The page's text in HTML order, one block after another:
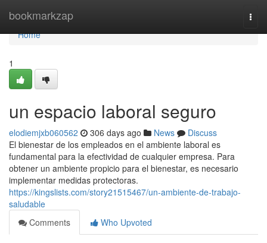
bookmarkzap
Home
Home
1
un espacio laboral seguro
elodiemjxb060562 306 days ago News
Discuss
El bienestar de los empleados en el ambiente laboral es
fundamental para la efectividad de cualquier empresa. Para
obtener un ambiente propicio para el bienestar, es necesario
implementar medidas protectoras.
https://kingslists.com/story21515467/un-ambiente-de-trabajo-
saludable
Comments
Who Upvoted